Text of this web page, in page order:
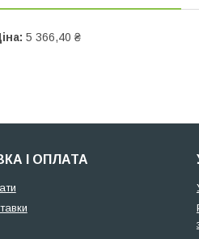
5 366,40 ₴
І ОПЛАТА